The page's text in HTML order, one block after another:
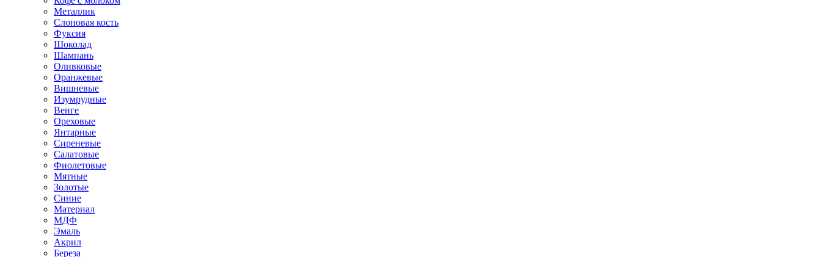
Металлик
Слоновая кость
Фуксия
Шоколад
Шампань
Оливковые
Оранжевые
Вишневые
Изумрудные
Венге
Ореховые
Янтарные
Сиреневые
Салатовые
Фиолетовые
Мятные
Золотые
Синие
Материал
МДФ
Эмаль
Акрил
Береза